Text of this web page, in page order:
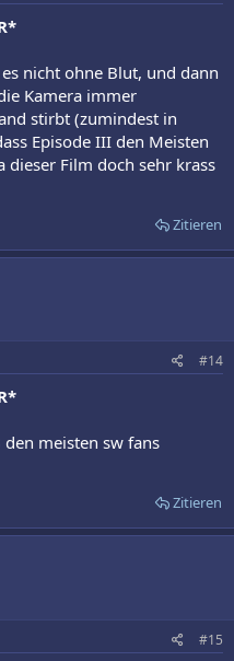
nicht ohne Blut, und dann
Kamera immer
stirbt (zumindest in
Episode III den Meisten
Film doch sehr krass
Zitieren
#14
meisten sw fans
Zitieren
#15